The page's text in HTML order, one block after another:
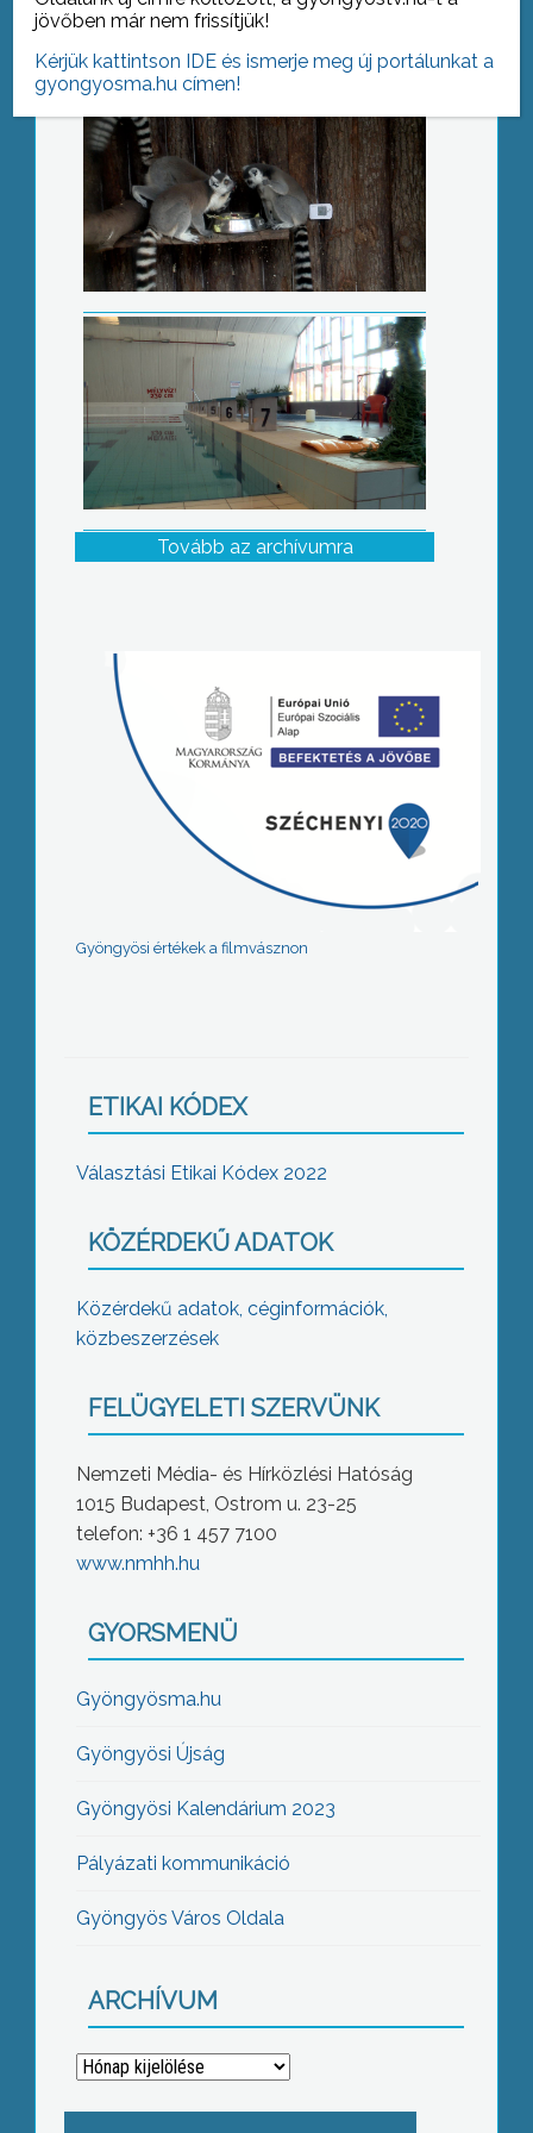
Nyit a strand
Tovább az archívumra
Gyöngyösi értékek a filmvásznon
ETIKAI KÓDEX
Választási Etikai Kódex 2022
KÖZÉRDEKŰ ADATOK
Közérdekű adatok, céginformációk,
közbeszerzések
FELÜGYELETI SZERVÜNK
Nemzeti Média- és Hírközlési Hatóság
1015 Budapest, Ostrom u. 23-25
telefon: +36 1 457 7100
www.nmhh.hu
GYORSMENÜ
Gyöngyösma.hu
Gyöngyösi Újság
Gyöngyösi Kalendárium 2023
Pályázati kommunikáció
Gyöngyös Város Oldala
ARCHÍVUM
Archívum
jövőben már nem frissítjük!
Kérjük kattintson IDE és ismerje meg új portálunkat a
gyongyosma.hu címen!